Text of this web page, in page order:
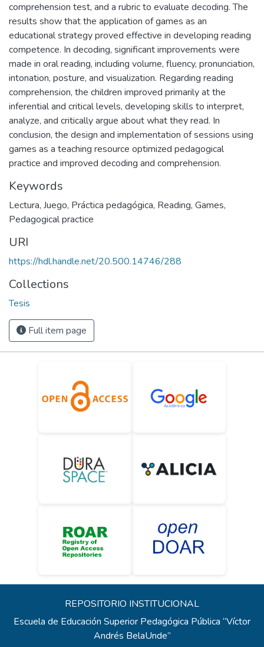
comprehension test, and a rubric to evaluate decoding. The
results show that the application of games as an
educational strategy proved effective in developing reading
competence. In decoding, significant improvements were
made in oral reading, including volume, fluency, pronunciation,
intonation, posture, and visualization. Regarding reading
comprehension, the children improved primarily at the
inferential and critical levels, developing skills to interpret,
analyze, and critically argue about what they read. In
conclusion, the design and implementation of sessions using
games as a teaching resource optimized pedagogical
practice and improved decoding and comprehension.
Keywords
Lectura, Juego, Práctica pedagógica, Reading, Games,
Pedagogical practice
URI
https://hdl.handle.net/20.500.14746/288
Collections
Tesis
Full item page
REPOSITORIO INSTITUCIONAL
Escuela de Educación Superior Pedagógica Pública “Víctor
Andrés BelaUnde”